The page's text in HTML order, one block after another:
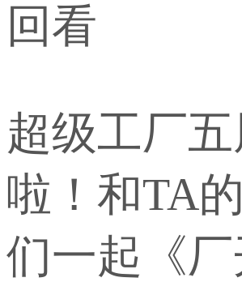
回看
超级工厂
啦！和TA
们一起《